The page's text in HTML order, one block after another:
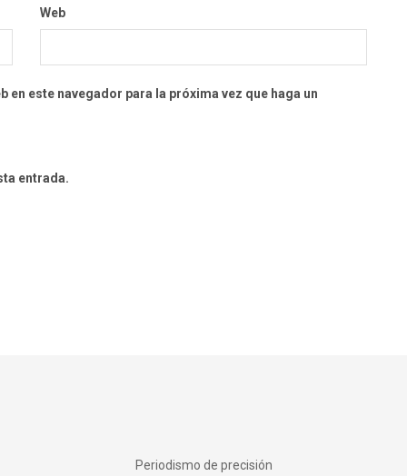
Web
este navegador para la próxima vez que haga un
entrada.
Periodismo de precisión